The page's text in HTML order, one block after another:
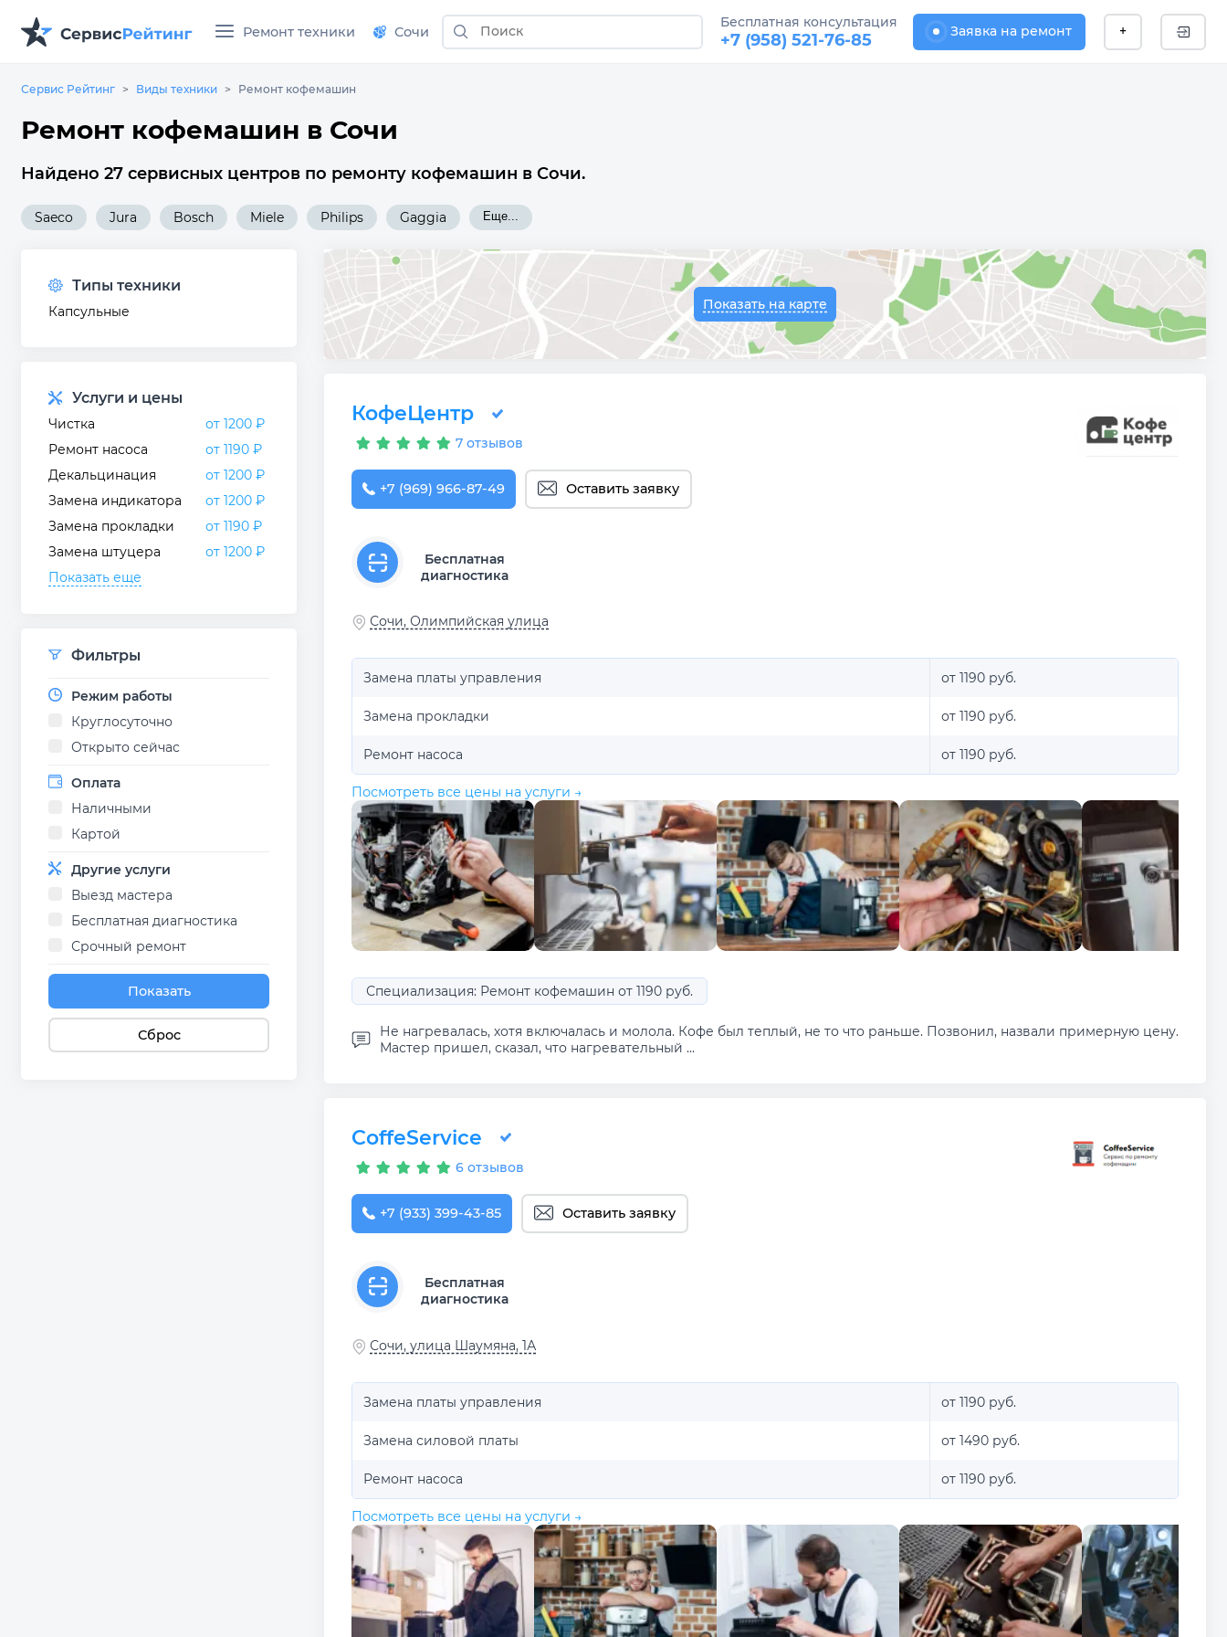
Ремонт техники Сочи
Бесплатная консультация
+7 (958) 521-76-85 Заявка на ремонт +
Сервис Рейтинг Виды техники Ремонт кофемашин
Ремонт кофемашин в Сочи
Найдено 27 сервисных центров по ремонту кофемашин в Сочи.
Saeco Jura Bosch Miele Philips Gaggia Еще...
Типы техники
Капсульные
Услуги и цены
Чистка
от 1200 ₽
Ремонт насоса
от 1190 ₽
Декальцинация
от 1200 ₽
Замена индикатора
от 1200 ₽
Замена прокладки
от 1190 ₽
Замена штуцера
от 1200 ₽
Показать еще
Фильтры
Режим работы
Круглосуточно
Открыто сейчас
Оплата
Наличными
Картой
Другие услуги
Выезд мастера
Бесплатная диагностика
Срочный ремонт
Показать
Сброс
Показать на карте
КофеЦентр
7 отзывов
+7 (969) 966-87-49 Оставить заявку
Бесплатная
диагностика
Сочи, Олимпийская улица
Замена платы управления от 1190 руб.
Замена прокладки от 1190 руб.
Ремонт насоса от 1190 руб.
Посмотреть все цены на услуги →
Специализация: Ремонт кофемашин от 1190 руб.
Не нагревалась, хотя включалась и молола. Кофе был теплый, не то что раньше. Позвонил, назвали примерную цену.
Мастер пришел, сказал, что нагревательный ...
CoffeService
6 отзывов
+7 (933) 399-43-85 Оставить заявку
Бесплатная
диагностика
Сочи, улица Шаумяна, 1А
Замена платы управления от 1190 руб.
Замена силовой платы от 1490 руб.
Ремонт насоса от 1190 руб.
Посмотреть все цены на услуги →